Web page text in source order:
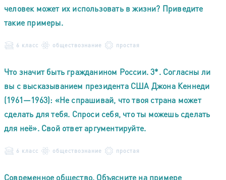
человек может их использовать в жизни? Приведите
такие примеры.
6 класс обществознание простая
Что значит быть гражданином России. 3*. Согласны ли
вы с высказыванием президента США Джона Кеннеди
(1961—1963): «Не спрашивай, что твоя страна может
сделать для тебя. Спроси себя, что ты можешь сделать
для неё». Свой ответ аргументируйте.
6 класс обществознание простая
Современное общество. Объясните на примере